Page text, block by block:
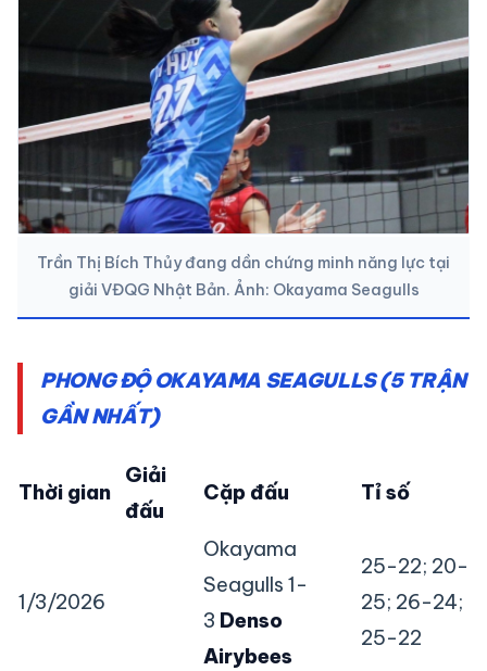
Trần Thị Bích Thủy đang dần chứng minh năng lực tại
giải VĐQG Nhật Bản. Ảnh: Okayama Seagulls
PHONG ĐỘ OKAYAMA SEAGULLS (5 TRẬN
GẦN NHẤT)
Thời gian
Giải
đấu
Cặp đấu Tỉ số
1/3/2026
Okayama
Seagulls 1-
3 Denso
Airybees
25-22; 20-
25; 26-24;
25-22